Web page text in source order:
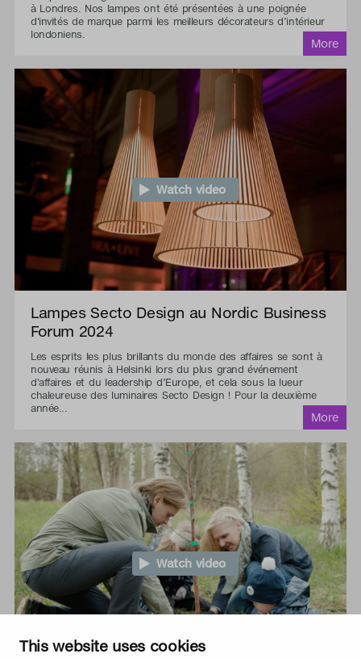
This website uses cookies
à Londres. Nos lampes ont été présentées à une poignée
d'invités de marque parmi les meilleurs décorateurs d’intérieur
londoniens.
Watch video
Lampes Secto Design au Nordic Business
Forum 2024
Les esprits les plus brillants du monde des affaires se sont à
nouveau réunis à Helsinki lors du plus grand événement
d'affaires et du leadership d’Europe, et cela sous la lueur
chaleureuse des luminaires Secto Design ! Pour la deuxième
année...
Watch video